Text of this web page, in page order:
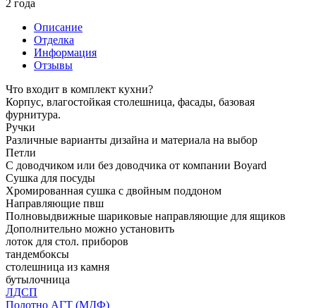
2 года
Описание
Отделка
Информация
Отзывы
Что входит в комплект кухни?
Корпус, влагостойкая столешница, фасады, базовая
фурнитура.
Ручки
Различные варианты дизайна и материала на выбор
Петли
С доводчиком или без доводчика от компании Boyard
Сушка для посуды
Хромированная сушка с двойным поддоном
Направляющие пвш
Полновыдвижные шариковые направляющие для ящиков
Дополнительно можно установить
лоток для стол. приборов
тандембоксы
столешница из камня
бутылочница
ЛДСП
Полотно АГТ (МДФ)